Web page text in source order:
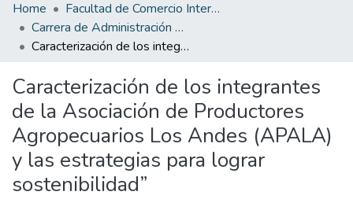
All of DSpace
Statistics
Estadísticas Externas
Manuales
Home
Facultad de Comercio Internacional, Integración, Administración y Economía Empresarial
Carrera de Administración de Empresas y Marketing
Caracterización de los integrantes de la Asociación de Productores Agropecuarios Los Andes (APALA) y las estrategias para lograr sostenibilidad”
Caracterización de los integrantes
de la Asociación de Productores
Agropecuarios Los Andes (APALA)
y las estrategias para lograr
sostenibilidad”